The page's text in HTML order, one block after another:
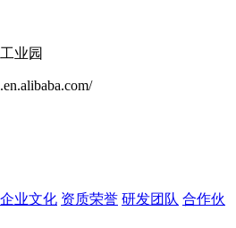
业园
企业文化 资质荣誉 研发团队 合作伙